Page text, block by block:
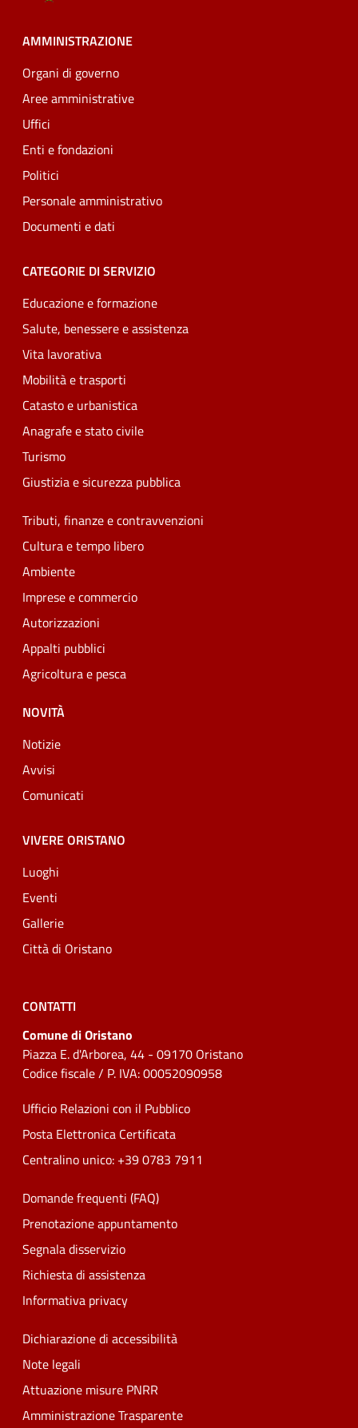
AMMINISTRAZIONE
Organi di governo
Aree amministrative
Uffici
Enti e fondazioni
Politici
Personale amministrativo
Documenti e dati
CATEGORIE DI SERVIZIO
Educazione e formazione
Salute, benessere e assistenza
Vita lavorativa
Mobilità e trasporti
Catasto e urbanistica
Anagrafe e stato civile
Turismo
Giustizia e sicurezza pubblica
Tributi, finanze e contravvenzioni
Cultura e tempo libero
Ambiente
Imprese e commercio
Autorizzazioni
Appalti pubblici
Agricoltura e pesca
NOVITÀ
Notizie
Avvisi
Comunicati
VIVERE ORISTANO
Luoghi
Eventi
Gallerie
Città di Oristano
CONTATTI
Comune di Oristano
Piazza E. d'Arborea, 44 - 09170 Oristano
Codice fiscale / P. IVA: 00052090958
Ufficio Relazioni con il Pubblico
Posta Elettronica Certificata
Centralino unico: +39 0783 7911
Domande frequenti (FAQ)
Prenotazione appuntamento
Segnala disservizio
Richiesta di assistenza
Informativa privacy
Dichiarazione di accessibilità
Note legali
Attuazione misure PNRR
Amministrazione Trasparente